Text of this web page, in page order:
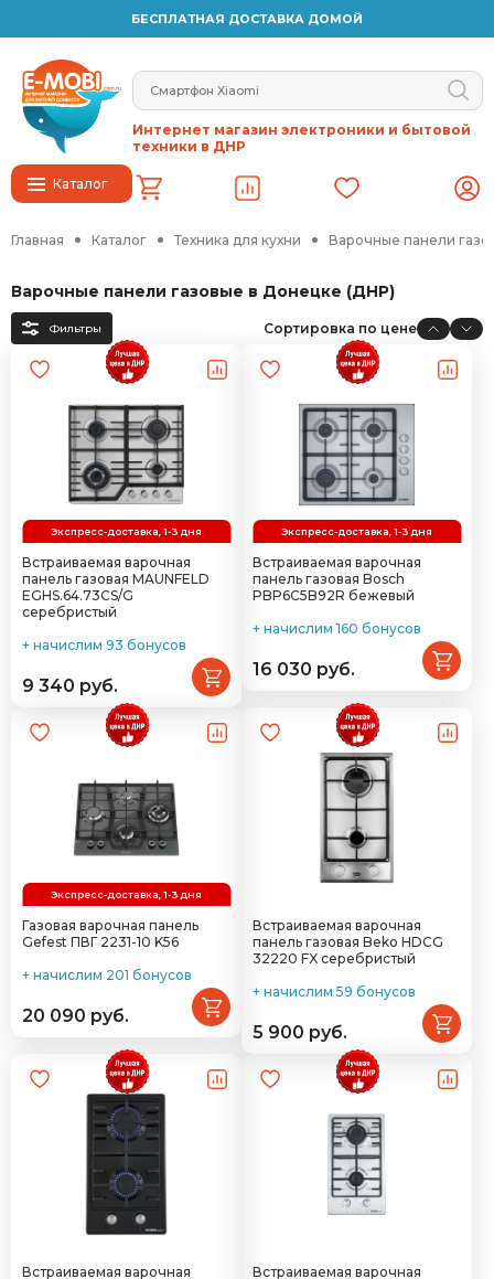
БЕСПЛАТНАЯ ДОСТАВКА ДОМОЙ
Каталог
Интернет магазин электроники и бытовой
техники в ДНР
Главная Каталог Техника для кухни Варочные панели
Варочные панели газовые в Донецке (ДНР)
Фильтры Сортировка по цене
Экспресс-доставка, 1-3 дня
Встраиваемая варочная
панель газовая MAUNFELD
EGHS.64.73CS/G
серебристый
+ начислим 93 бонусов
9 340 руб.
Экспресс-доставка, 1-3 дня
Встраиваемая варочная
панель газовая Bosch
PBP6C5B92R бежевый
+ начислим 160 бонусов
16 030 руб.
Экспресс-доставка, 1-3 дня
Газовая варочная панель
Gefest ПВГ 2231-10 K56
+ начислим 201 бонусов
20 090 руб.
Встраиваемая варочная
панель газовая Beko HDCG
32220 FX серебристый
+ начислим 59 бонусов
5 900 руб.
Встраиваемая варочная
Встраиваемая варочная